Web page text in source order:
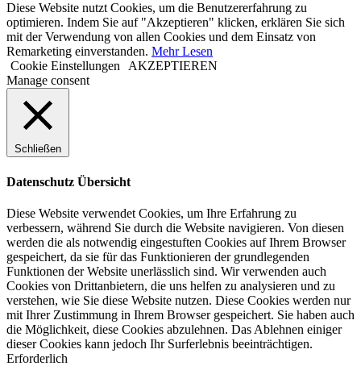
Diese Website nutzt Cookies, um die Benutzererfahrung zu
optimieren. Indem Sie auf "Akzeptieren" klicken, erklären Sie sich
mit der Verwendung von allen Cookies und dem Einsatz von
Remarketing einverstanden. Mehr Lesen
Cookie Einstellungen
AKZEPTIEREN
Manage consent
Schließen
Datenschutz Übersicht
Diese Website verwendet Cookies, um Ihre Erfahrung zu
verbessern, während Sie durch die Website navigieren. Von diesen
werden die als notwendig eingestuften Cookies auf Ihrem Browser
gespeichert, da sie für das Funktionieren der grundlegenden
Funktionen der Website unerlässlich sind. Wir verwenden auch
Cookies von Drittanbietern, die uns helfen zu analysieren und zu
verstehen, wie Sie diese Website nutzen. Diese Cookies werden nur
mit Ihrer Zustimmung in Ihrem Browser gespeichert. Sie haben auch
die Möglichkeit, diese Cookies abzulehnen. Das Ablehnen einiger
dieser Cookies kann jedoch Ihr Surferlebnis beeinträchtigen.
Erforderlich